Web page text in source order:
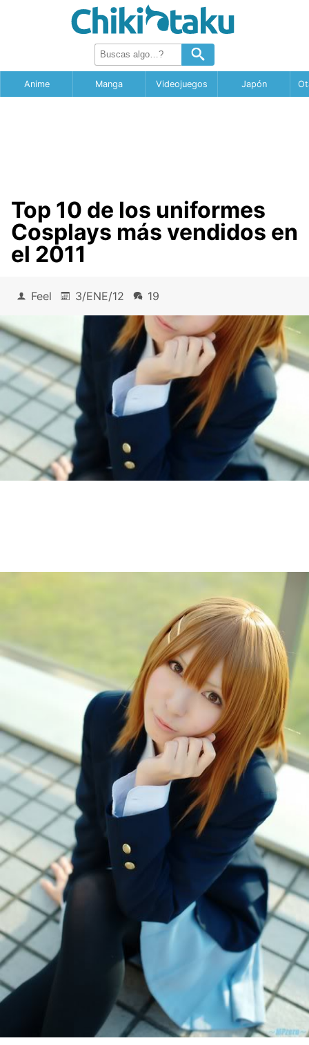
Anime Manga Videojuegos Japón
Top 10 de los uniformes
Cosplays más vendidos en
el 2011
Feel 3/ENE/12 19